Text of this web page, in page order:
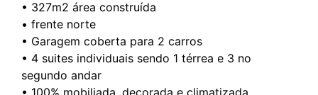
• ⁠327m2 área construída
• ⁠frente norte
• Garagem coberta para 2 carros
• ⁠4 suites individuais sendo 1 térrea e 3 no
segundo andar
• ⁠100% mobiliada, decorada e climatizada.